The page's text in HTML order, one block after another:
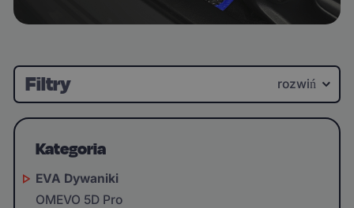
Filtry rozwiń
Kategoria
EVA Dywaniki
OMEVO 5D Pro